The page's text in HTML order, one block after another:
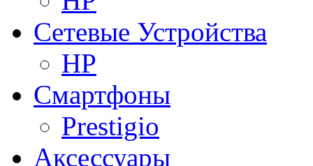
Сетевые Устройства
HP
Смартфоны
Prestigio
Аксессуары